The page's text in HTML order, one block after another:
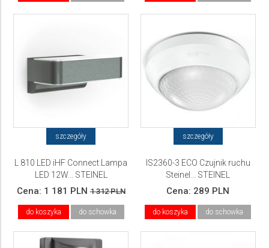
szczegóły
L 810 LED iHF Connect Lampa
LED 12W... STEINEL
Cena: 1 181 PLN 1 312 PLN
do koszyka do schowka
szczegóły
IS2360-3 ECO Czujnik ruchu
Steinel... STEINEL
Cena: 289 PLN
do koszyka do schowka